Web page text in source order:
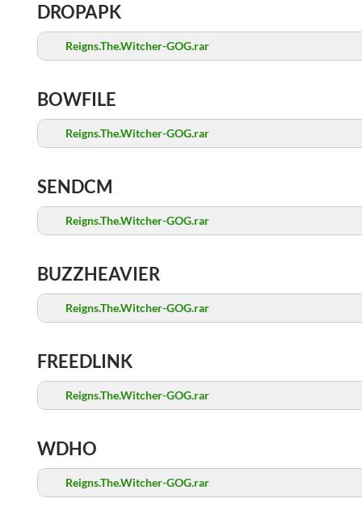
DROPAPK
Reigns.The.Witcher-GOG.rar
BOWFILE
Reigns.The.Witcher-GOG.rar
SENDCM
Reigns.The.Witcher-GOG.rar
BUZZHEAVIER
Reigns.The.Witcher-GOG.rar
FREEDLINK
Reigns.The.Witcher-GOG.rar
WDHO
Reigns.The.Witcher-GOG.rar